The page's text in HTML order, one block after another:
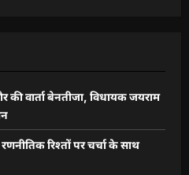
की वार्ता बेनतीजा, विधायक जयराम
रिश्तों पर चर्चा के साथ